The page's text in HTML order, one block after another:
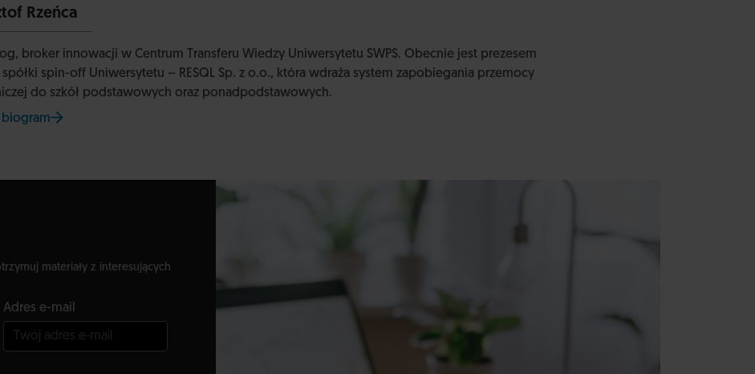
Rzeńca
broker innowacji w Centrum Transferu Wiedzy Uniwersytetu SWPS. Obecnie jest prezesem
spółki spin-off Uniwersytetu – RESQL Sp. z o.o., która wdraża system zapobiegania przemocy
do szkół podstawowych oraz ponadpodstawowych.
na stronie Uniwersytetu SWPS
materiały z interesujących
Adres e-mail